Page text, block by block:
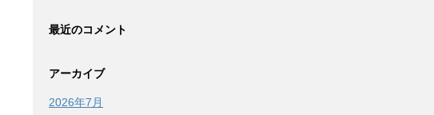
最近のコメント
アーカイブ
2026年7月